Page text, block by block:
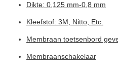
Dikte: 0,125 mm-0,8 mm
Kleefstof: 3M, Nitto, Etc.
Membraan toetsenbord
Membraanschakelaar